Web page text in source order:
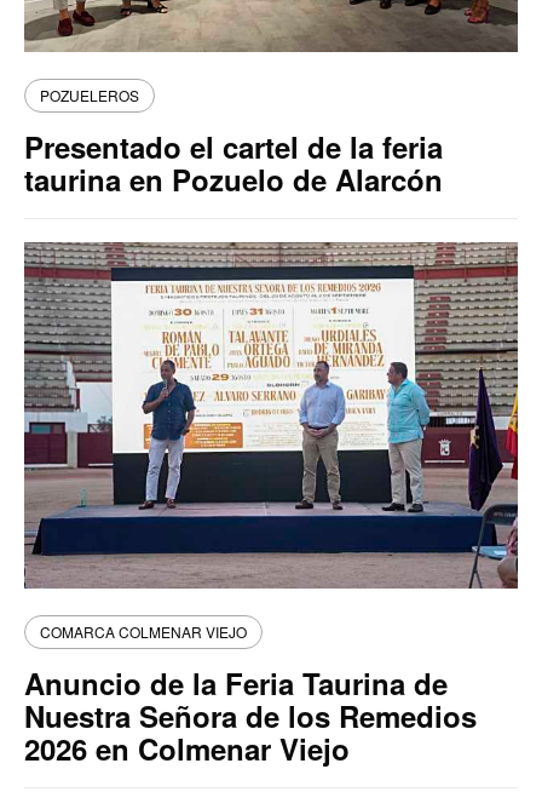
POZUELEROS
Presentado el cartel de la feria
taurina en Pozuelo de Alarcón
COMARCA COLMENAR VIEJO
Anuncio de la Feria Taurina de
Nuestra Señora de los Remedios
2026 en Colmenar Viejo